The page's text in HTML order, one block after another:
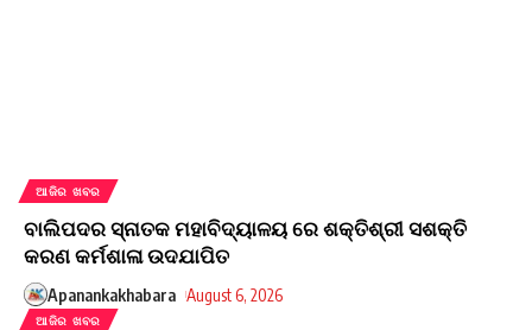
ଆଜିର ଖବର
ବାଲିପଦର ସ୍ନାତକ ମହାବିଦ୍ୟାଳୟ ରେ ଶକ୍ତିଶ୍ରୀ ସଶକ୍ତି
କରଣ କର୍ମଶାଳା ଉଦଯାପିତ
Apanankakhabara August 6, 2026
ଆଜିର ଖବର